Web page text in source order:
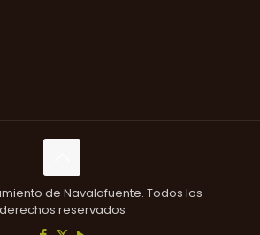
de Navalafuente. Todos los
derechos reservados